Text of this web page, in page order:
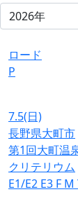
ロード
P
7.5(日)
長野県大町市
第1回大町温
クリテリウム
E1/E2 E3 F M